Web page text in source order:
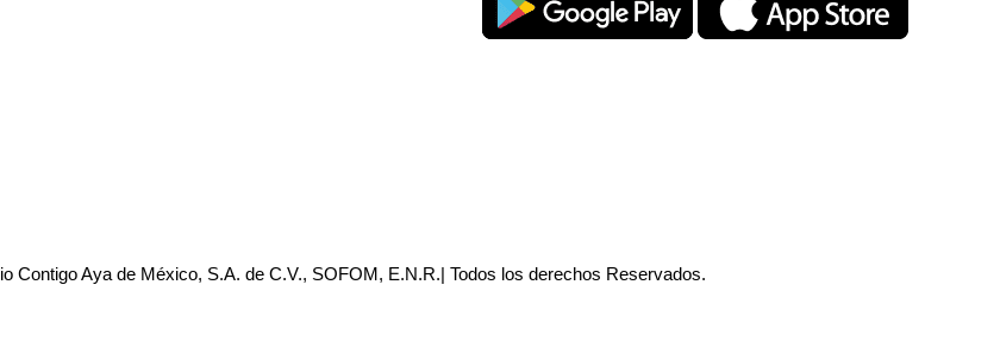
Contigo Aya de México, S.A. de C.V., SOFOM, E.N.R.| Todos los derechos Reservados.